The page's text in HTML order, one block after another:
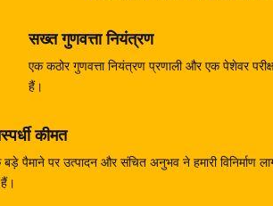
सख्त गुणवत्ता नियंत्रण
एक कठोर गुणवत्ता नियंत्रण प्रणाली और एक पेशेवर
हैं।
कीमत
बड़े पैमाने पर उत्पादन और संचित अनुभव ने हमारी